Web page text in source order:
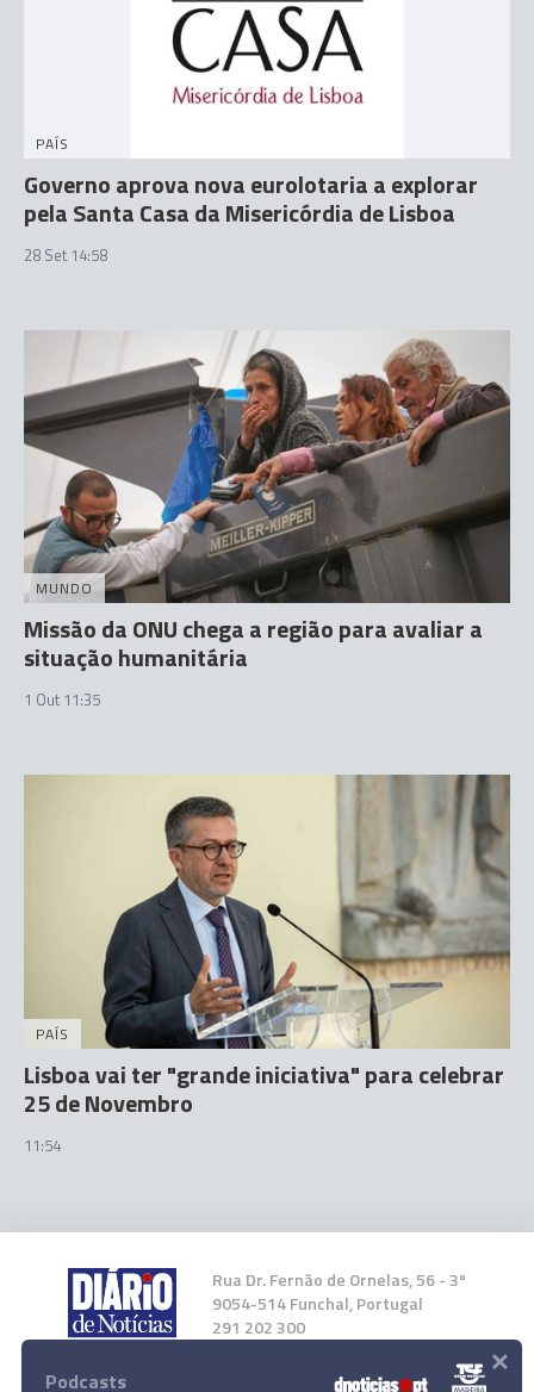
PAÍS
Governo aprova nova eurolotaria a explorar
pela Santa Casa da Misericórdia de Lisboa
28 Set 14:58
MUNDO
Missão da ONU chega a região para avaliar a
situação humanitária
1 Out 11:35
PAÍS
Lisboa vai ter "grande iniciativa" para celebrar
25 de Novembro
11:54
Rua Dr. Fernão de Ornelas, 56 - 3º
9054-514 Funchal, Portugal
291 202 300
Instale a nossa App
Podcasts ×